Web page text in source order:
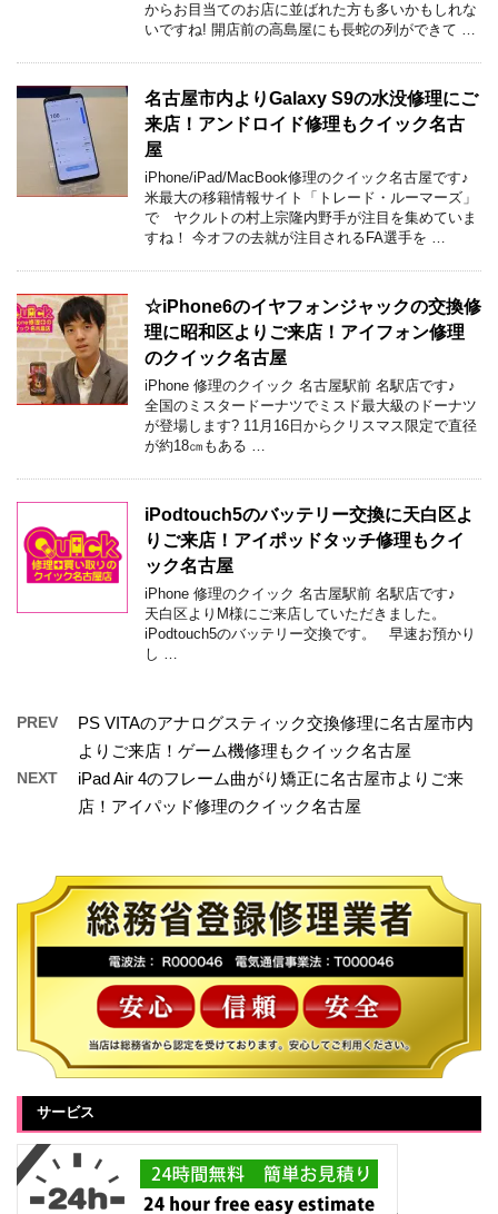
からお目当てのお店に並ばれた方も多いかもしれな
いですね! 開店前の高島屋にも長蛇の列ができて …
名古屋市内よりGalaxy S9の水没修理にご
来店！アンドロイド修理もクイック名古
屋
iPhone/iPad/MacBook修理のクイック名古屋です♪
米最大の移籍情報サイト「トレード・ルーマーズ」
で ヤクルトの村上宗隆内野手が注目を集めていま
すね！ 今オフの去就が注目されるFA選手を …
☆iPhone6のイヤフォンジャックの交換修
理に昭和区よりご来店！アイフォン修理
のクイック名古屋
iPhone 修理のクイック 名古屋駅前 名駅店です♪
全国のミスタードーナツでミスド最大級のドーナツ
が登場します? 11月16日からクリスマス限定で直径
が約18㎝もある …
iPodtouch5のバッテリー交換に天白区よ
りご来店！アイポッドタッチ修理もクイ
ック名古屋
iPhone 修理のクイック 名古屋駅前 名駅店です♪
天白区よりM様にご来店していただきました。
iPodtouch5のバッテリー交換です。 早速お預かり
し …
PREV
PS VITAのアナログスティック交換修理に名古屋市内
よりご来店！ゲーム機修理もクイック名古屋
NEXT
iPad Air 4のフレーム曲がり矯正に名古屋市よりご来
店！アイパッド修理のクイック名古屋
サービス